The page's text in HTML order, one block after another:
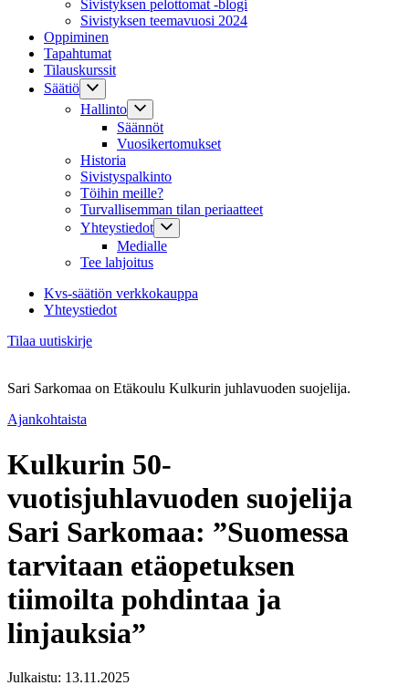
Sivistyksen pelottomat -blogi
Sivistyksen teemavuosi 2024
Oppiminen
Tapahtumat
Tilauskurssit
Säätiö
Hallinto
Säännöt
Vuosikertomukset
Historia
Sivistyspalkinto
Töihin meille?
Turvallisemman tilan periaatteet
Yhteystiedot
Medialle
Tee lahjoitus
Kvs-säätiön verkkokauppa
Yhteystiedot
Tilaa uutiskirje
Sari Sarkomaa on Etäkoulu Kulkurin juhlavuoden suojelija.
Ajankohtaista
Kulkurin 50-
vuotisjuhlavuoden suojelija
Sari Sarkomaa: ”Suomessa
tarvitaan etäopetuksen
tiimoilta pohdintaa ja
linjauksia”
Julkaistu: 13.11.2025